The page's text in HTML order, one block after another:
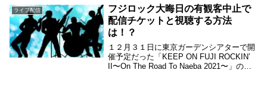
オンデマンド配信の視聴チケットや視聴方
法について調...
ライブ配信
フジロック大晦日の有観客中止で
配信チケットと視聴する方法
は！？
１２月３１日に東京ガーデンシアターで開
催予定だった「KEEP ON FUJI ROCKIN’
II〜On The Road To Naeba 2021〜」の有